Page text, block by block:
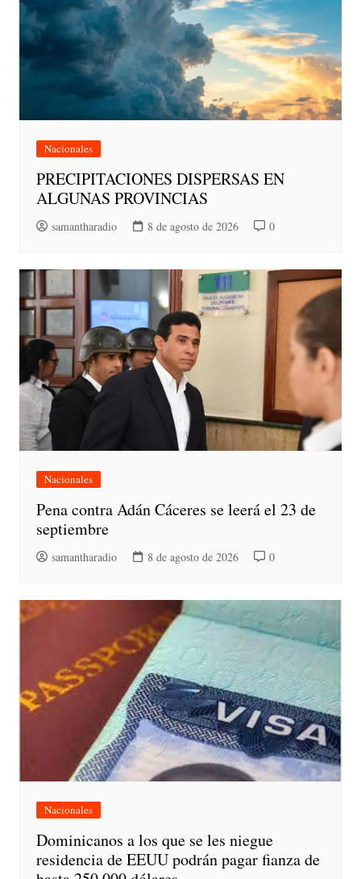
Nacionales
PRECIPITACIONES DISPERSAS EN
ALGUNAS PROVINCIAS
samantharadio 8 de agosto de 2026 0
Nacionales
Pena contra Adán Cáceres se leerá el 23 de
septiembre
samantharadio 8 de agosto de 2026 0
Nacionales
Dominicanos a los que se les niegue
residencia de EEUU podrán pagar fianza de